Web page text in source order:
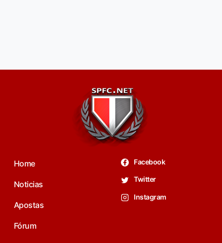
Home
Noticias
Apostas
Fórum
Facebook
Twitter
Instagram